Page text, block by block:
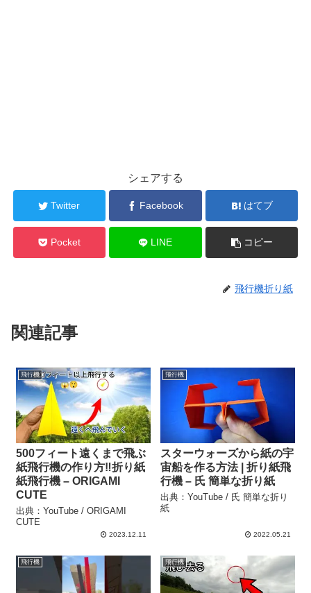
シェアする
Twitter Facebook はてブ
Pocket LINE コピー
飛行機折り紙
関連記事
飛行機
500フィート遠くまで飛ぶ
紙飛行機の作り方‼️折り紙
紙飛行機 – ORIGAMI
CUTE
出典：YouTube / ORIGAMI
CUTE
2023.12.11
飛行機
スターウォーズから紙の宇
宙船を作る方法 | 折り紙飛
行機 – 氏 簡単な折り紙
出典：YouTube / 氏 簡単な折り
紙
2022.05.21
飛行機 飛行機